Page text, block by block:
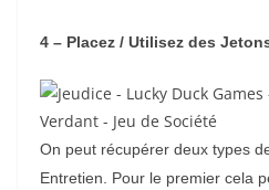
4 – Placez / Utilisez des
On peut récupérer deux types
Entretien. Pour le premier cela